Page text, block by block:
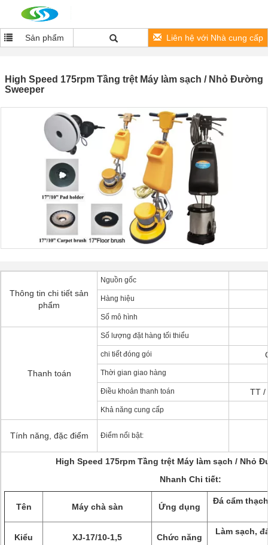
Sản phẩm Liên hệ với Nhà cung cấp
High Speed ​​175rpm Tầng trệt Máy làm sạch / Nhỏ Đường
Sweeper
Thông tin chi tiết sản
phẩm
Nguồn gốc
Hàng hiệu
Số mô hình
Thanh toán
Số lượng đặt hàng tối thiểu
chi tiết đóng gói
Thời gian giao hàng
Điều khoản thanh toán TT /
Khả năng cung cấp
Tính năng, đặc điểm Điểm nổi bật:
High Speed 175rpm Tầng trệt Máy làm sạch / Nhỏ
Nhanh Chi tiết:
Tên Máy chà sàn Ứng dụng
Đá cẩm
Kiểu XJ-17/10-1,5 Chức năng
Làm sạch,